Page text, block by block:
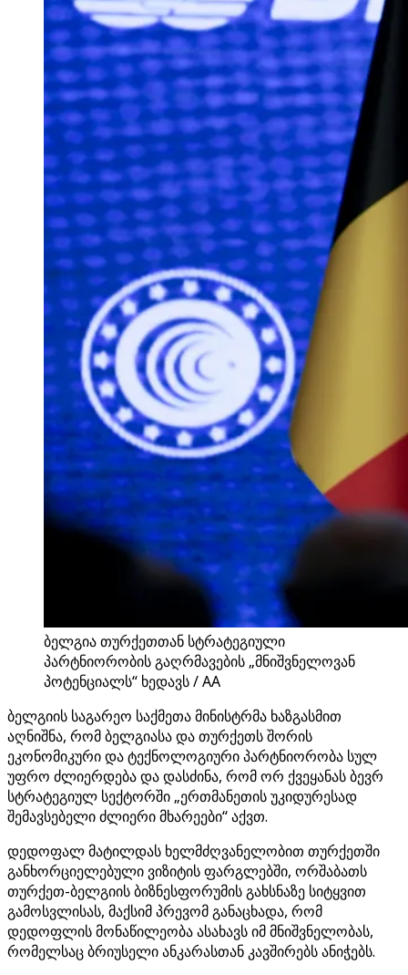
ბელგია თურქეთთან სტრატეგიული
პარტნიორობის გაღრმავების „მნიშვნელოვან
პოტენციალს“ ხედავს / AA
ბელგიის საგარეო საქმეთა მინისტრმა ხაზგასმით
აღნიშნა, რომ ბელგიასა და თურქეთს შორის
ეკონომიკური და ტექნოლოგიური პარტნიორობა სულ
უფრო ძლიერდება და დასძინა, რომ ორ ქვეყანას ბევრ
სტრატეგიულ სექტორში „ერთმანეთის უკიდურესად
შემავსებელი ძლიერი მხარეები“ აქვთ.
დედოფალ მატილდას ხელმძღვანელობით თურქეთში
განხორციელებული ვიზიტის ფარგლებში, ორშაბათს
თურქეთ-ბელგიის ბიზნესფორუმის გახსნაზე სიტყვით
გამოსვლისას, მაქსიმ პრევომ განაცხადა, რომ
დედოფლის მონაწილეობა ასახავს იმ მნიშვნელობას,
რომელსაც ბრიუსელი ანკარასთან კავშირებს ანიჭებს.